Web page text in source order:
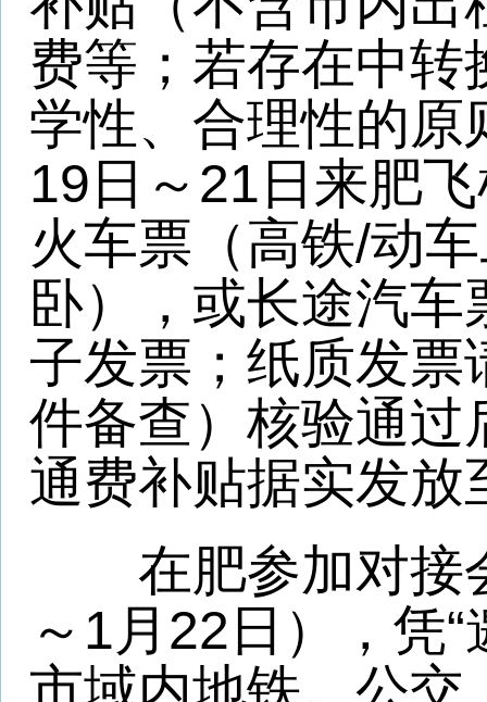
在肥参加对接会活动
～1月22日），凭“邀请
市域内地铁、公交，免
有旅游景区，可参观合
徽创新馆、环巢湖十大
（记者 汪涛）
关于我们- 公 告 栏- -法律声明-广告服务